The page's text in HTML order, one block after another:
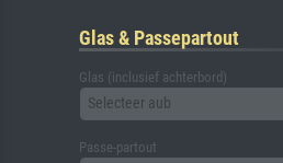
Glas & Passepartout
Glas (inclusief achterbord)
Selecteer aub
Passe-partout